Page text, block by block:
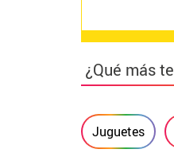
¿Qué más
Juguetes